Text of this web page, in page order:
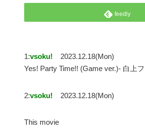
feedly
1:vsoku!
2023.12.18(Mon)
Yes! Party Time!! (Game ver.)- 白上
2:vsoku! 2023.12.18(Mon)
This movie